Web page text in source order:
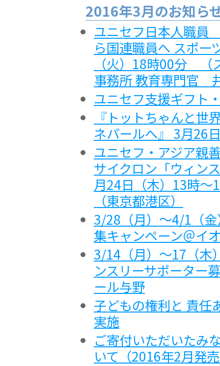
2016年3月のお知ら
ユニセフ日本人職
ら国連職員へ スポー
（火）18時00分 （
事務所 教育専門官
ユニセフ支援ギフト
『トットちゃんと世
ネパールへ』 3月26
ユニセフ・アジア親
サイクロン「ウィン
月24日（木）13時
（東京都港区）
3/28（月）～4/1（
集キャンペーン＠イ
3/14（月）～17（木
ンスリーサポーター
ール与野
子どもの権利と 責任
実施
ご寄付いただいたみ
いて（2016年2月発